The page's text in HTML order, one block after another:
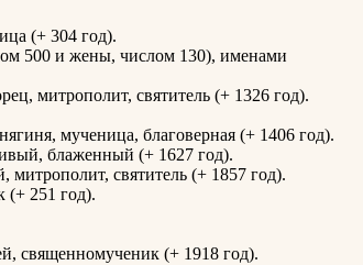
(+ 304 год).
500 и жены, числом 130), именами
митрополит, святитель (+ 1326 год).
мученица, благоверная (+ 1406 год).
блаженный (+ 1627 год).
святитель (+ 1857 год).
251 год).
священномученик (+ 1918 год).